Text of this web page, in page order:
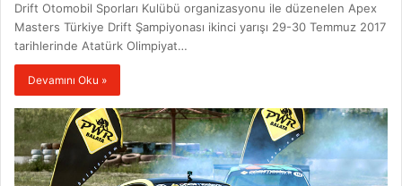
Drift Otomobil Sporları Kulübü organizasyonu ile düzenelen Apex
Masters Türkiye Drift Şampiyonası ikinci yarışı 29-30 Temmuz 2017
tarihlerinde Atatürk Olimpiyat…
Devamını Oku »